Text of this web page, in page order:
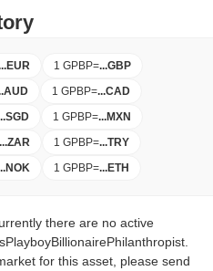
EUR 1 GPBP=...GBP
AUD 1 GPBP=...CAD
SGD 1 GPBP=...MXN
...ZAR 1 GPBP=...TRY
NOK 1 GPBP=...ETH
there are no active
for this asset, please send